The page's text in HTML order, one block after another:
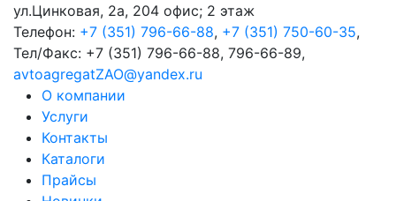
ул.Цинковая, 2а, 204 офис; 2 этаж
Телефон: +7 (351) 796-66-88, +7 (351) 750-60-35,
Тел/Факс: +7 (351) 796-66-88, 796-66-89,
avtoagregatZAO@yandex.ru
О компании
Услуги
Контакты
Каталоги
Прайсы